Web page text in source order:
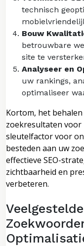
technisch
Bouw
betrouwbare
site te
Analyseer en
uw rankings,
optimaliseer
Kortom, het
zoekresultaten voor
sleutelfactor voor
besteden aan uw
effectieve SEO-
zichtbaarheid en
verbeteren.